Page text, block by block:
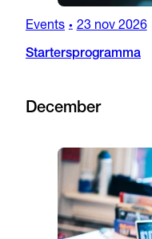
Events • 23 nov 2026
Startersprogramma
December